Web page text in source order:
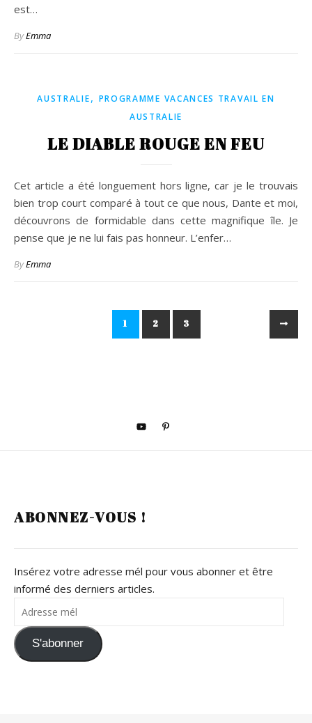
est…
ByEmma
AUSTRALIE, PROGRAMME VACANCES TRAVAIL EN
AUSTRALIE
LE DIABLE ROUGE EN FEU
Cet article a été longuement hors ligne, car je le trouvais
bien trop court comparé à tout ce que nous, Dante et moi,
découvrons de formidable dans cette magnifique île. Je
pense que je ne lui fais pas honneur. L’enfer…
ByEmma
1 2 3
ABONNEZ-VOUS !
Insérez votre adresse mél pour vous abonner et être
informé des derniers articles.
Adresse mél
S'abonner